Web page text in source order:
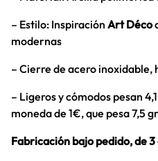
– Estilo: Inspiración Art Déco
modernas
– Cierre de acero inoxidable,
– Ligeros y cómodos pesan
moneda de 1€, que pesa 7,5
Fabricación bajo pedido, de